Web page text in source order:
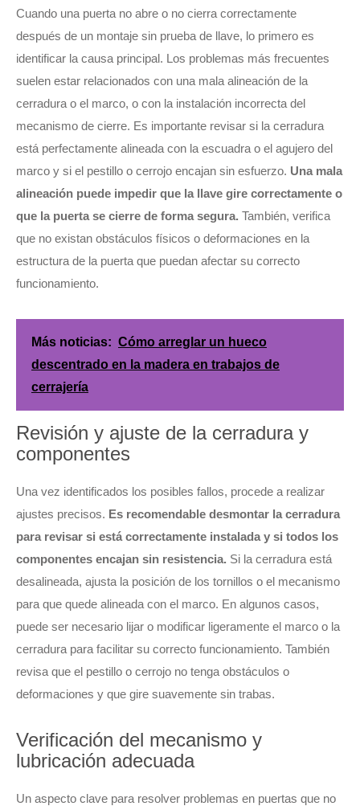
Cuando una puerta no abre o no cierra correctamente
después de un montaje sin prueba de llave, lo primero es
identificar la causa principal. Los problemas más frecuentes
suelen estar relacionados con una mala alineación de la
cerradura o el marco, o con la instalación incorrecta del
mecanismo de cierre. Es importante revisar si la cerradura
está perfectamente alineada con la escuadra o el agujero del
marco y si el pestillo o cerrojo encajan sin esfuerzo. Una mala
alineación puede impedir que la llave gire correctamente o
que la puerta se cierre de forma segura. También, verifica
que no existan obstáculos físicos o deformaciones en la
estructura de la puerta que puedan afectar su correcto
funcionamiento.
Más noticias: Cómo arreglar un hueco
descentrado en la madera en trabajos de
cerrajería
Revisión y ajuste de la cerradura y
componentes
Una vez identificados los posibles fallos, procede a realizar
ajustes precisos. Es recomendable desmontar la cerradura
para revisar si está correctamente instalada y si todos los
componentes encajan sin resistencia. Si la cerradura está
desalineada, ajusta la posición de los tornillos o el mecanismo
para que quede alineada con el marco. En algunos casos,
puede ser necesario lijar o modificar ligeramente el marco o la
cerradura para facilitar su correcto funcionamiento. También
revisa que el pestillo o cerrojo no tenga obstáculos o
deformaciones y que gire suavemente sin trabas.
Verificación del mecanismo y
lubricación adecuada
Un aspecto clave para resolver problemas en puertas que no